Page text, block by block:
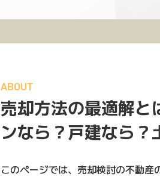
ABOUT
売却⽅法の最適解と
ンなら？⼾建なら？
このページでは、売却検討の不動産